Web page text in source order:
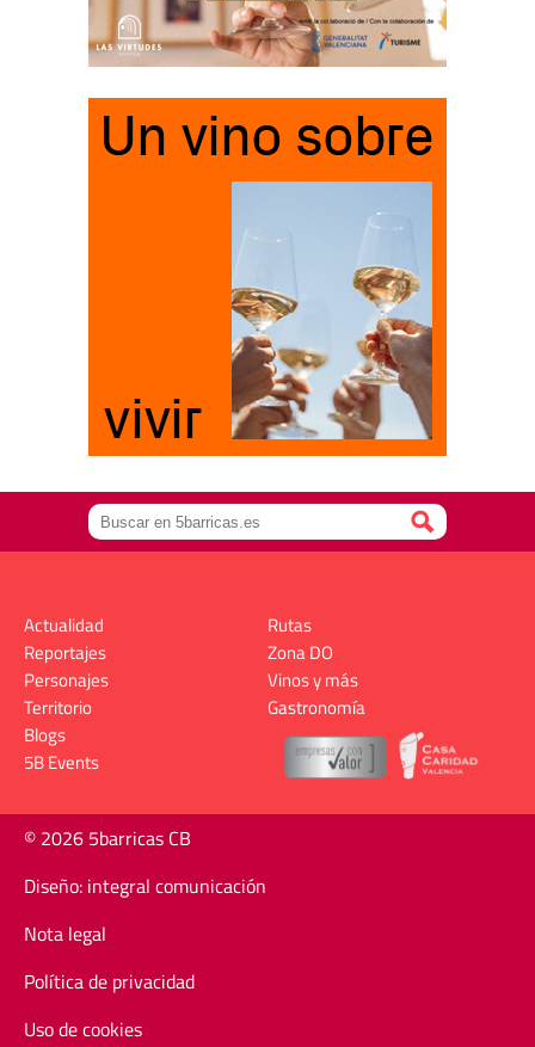
Actualidad
Reportajes
Personajes
Territorio
Rutas
Zona DO
Vinos y más
Gastronomía
Blogs
5B Events
© 2026 5barricas CB
Diseño: integral comunicación
Nota legal
Política de privacidad
Uso de cookies